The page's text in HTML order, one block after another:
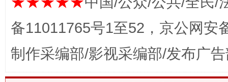
“刷贴”乱象丛生
生
备11011765号1至52，京公网安
制作采编部/影视采编部/发布广